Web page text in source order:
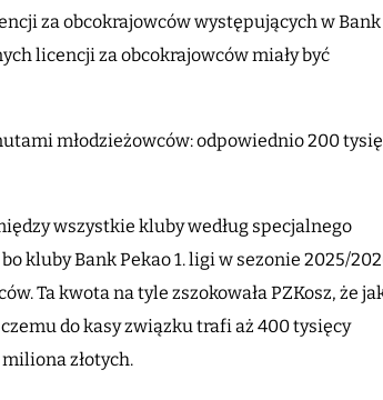
za obcokrajowców występujących w Bank
licencji za obcokrajowców miały być
młodzieżowców: odpowiednio 200
wszystkie kluby według specjalnego
kluby Bank Pekao 1. ligi w sezonie 2025/
Ta kwota na tyle zszokowała PZKosz, że
do kasy związku trafi aż 400 tysięcy
złotych.